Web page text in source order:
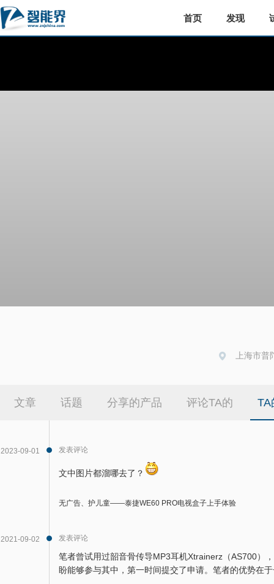
首页 发现
上海市
文章 话题 分享的产品 评论TA的 TA
2023-09-01 发表评论
文中图片都溜哪去了？
无广告、护儿童——泰捷WE60 PRO电视盒子上手体验
2021-09-02 发表评论
笔者曾试用过韶音骨传导MP3耳机Xtrainerz（AS700）
盼能够参与其中，第一时间提交了申请。笔者的优势在